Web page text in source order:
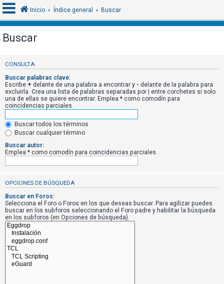
d
e
n
t
i
f
i
c
s
e
R
e
g
Inicio Índice general Buscar
Buscar
CONSULTA
Buscar palabras clave:
Escribe + delante de una palabra a encontrar y - delante de la palabra para
excluirla. Crea una lista de palabras separadas por | entre corchetes si solo
una de ellas se quiere encontrar. Emplea * como comodín para
coincidencias parciales.
Buscar todos los términos
Buscar cualquier término
Buscar autor:
Emplea * como comodín para coincidencias parciales.
OPCIONES DE BÚSQUEDA
Buscar en Foros:
Selecciona el Foro o Foros en los que deseas buscar. Para agilizar puedes
buscar en los subforos seleccionando el Foro padre y habilitar la búsqueda
en los subforos (en Opciones de búsqueda).